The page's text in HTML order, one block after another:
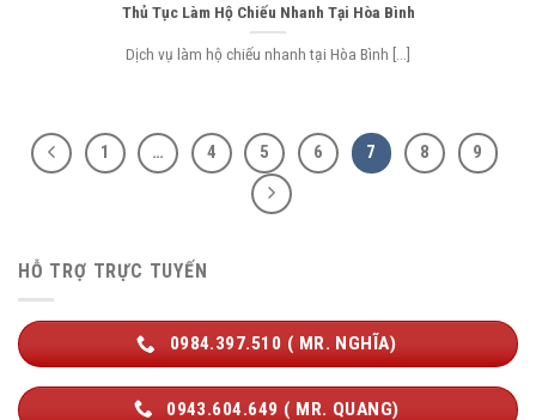
Thủ Tục Làm Hộ Chiếu Nhanh Tại Hòa Bình
Dịch vụ làm hộ chiếu nhanh tại Hòa Bình [...]
1 … 4 5 6 7 8 9
HỖ TRỢ TRỰC TUYẾN
0984.397.510 ( MR. NGHĨA)
0943.604.649 ( MR. QUANG)